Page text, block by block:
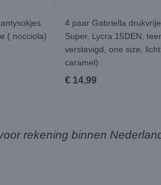
( nocciola)
4 paar Gabriella
Super, Lycra 15DEN,
verstevigd, one size,
caramel)
€ 14,99
rekening binnen